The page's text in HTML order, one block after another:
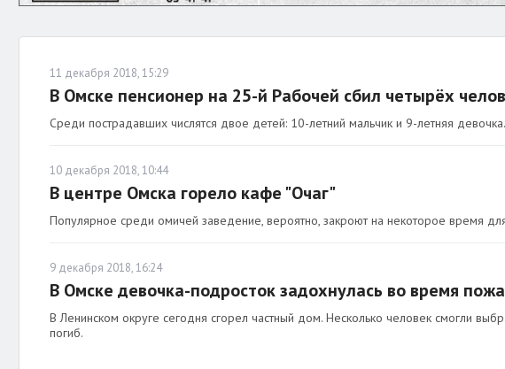
11 декабря 2018, 15:29
В Омске пенсионер на 25-й Рабочей сбил четырёх
Среди пострадавших числятся двое детей: 10-летний мальчик и 9-летняя девочка.
10 декабря 2018, 10:44
В центре Омска горело кафе "Очаг"
Популярное среди омичей заведение, вероятно, закроют на некоторое время
9 декабря 2018, 16:24
В Омске девочка-подросток задохнулась во время
В Ленинском округе сегодня сгорел частный дом. Несколько человек смогли
погиб.